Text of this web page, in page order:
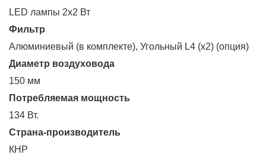
LED лампы 2х2 Вт
Фильтр
Алюминиевый (в комплекте), Угольный L4 (х2) (опция)
Диаметр воздуховода
150 мм
Потребляемая мощность
134 Вт.
Страна-производитель
КНР